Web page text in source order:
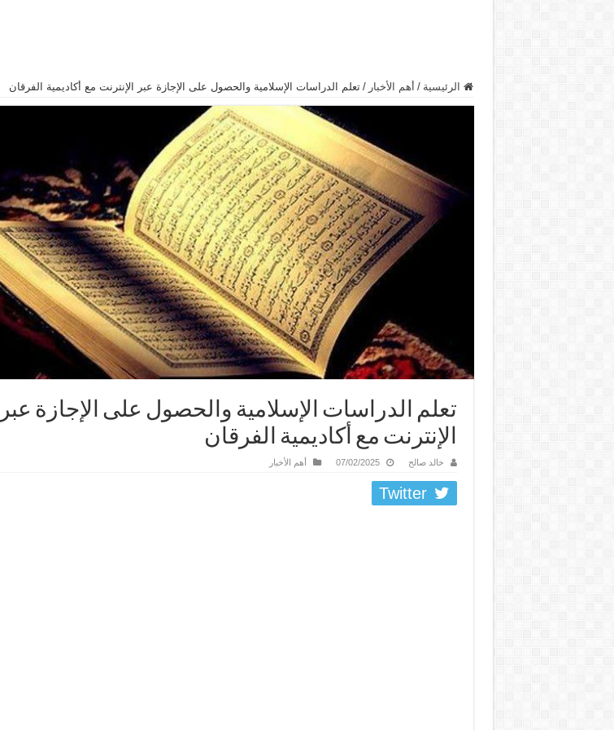
الرئيسية / أهم الأخبار / تعلم الدراسات الإسلامية والحصول على الإجازة عبر الإنترنت مع أكاديمية الفرقان
تعلم الدراسات الإسلامية والحصول على الإجازة عبر
الإنترنت مع أكاديمية الفرقان
خالد صالح 07/02/2025 أهم الأخبار
Twitter